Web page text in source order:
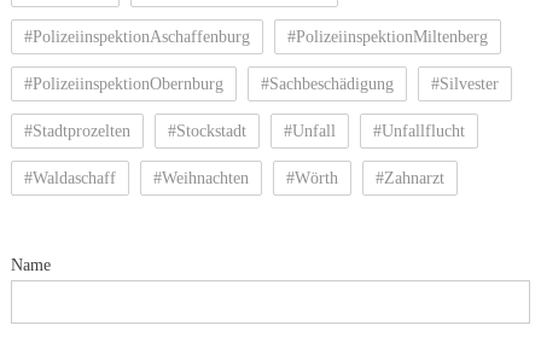
#PolizeiinspektionAschaffenburg #PolizeiinspektionMiltenberg
#PolizeiinspektionObernburg #Sachbeschädigung #Silvester
#Stadtprozelten #Stockstadt #Unfall #Unfallflucht
#Waldaschaff #Weihnachten #Wörth #Zahnarzt
Name